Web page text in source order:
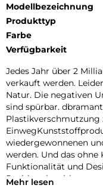
Modellbezeichnung
Produkttyp
Farbe
Verfügbarkeit
Jedes Jahr über 2
verkauft werden.
Natur. Die negativen
sind spürbar.
Plastikverschmutzung
wiedergewonnenen
werden. Und das
Funktionalität und
Positives bewirken.
Mehr lesen